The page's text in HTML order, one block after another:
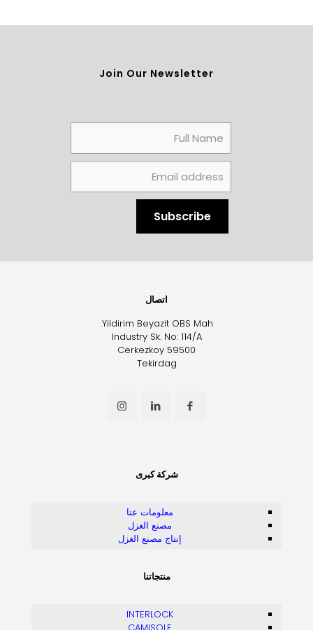
Join Our Newsletter
اتصال
Yildirim Beyazit OBS Mah.
Industry Sk. No: 114/A
Cerkezkoy 59500
Tekirdag
شركة كبرى
معلومات عنا
مصنع الغزل
إنتاج مصنع الغزل
منتجاتنا
INTERLOCK